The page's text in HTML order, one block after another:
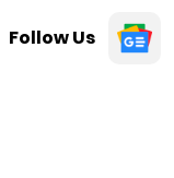
Follow Us